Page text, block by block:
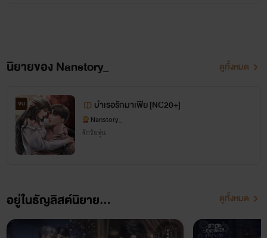
นิยายของ Nanstory_ ดูทั้งหมด
จบ บำเรอรักมาเฟีย [NC20+]
Nanstory_
รักวัยรุ่น
อยู่ในธัญลิสต์นิยาย... ดูทั้งหมด